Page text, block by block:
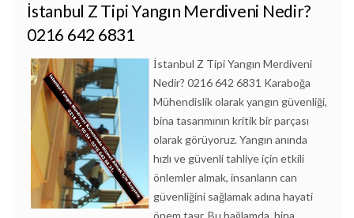
İstanbul Z Tipi Yangın Merdiveni Nedir?
0216 642 6831
İstanbul Z Tipi Yangın Merdiveni
Nedir? 0216 642 6831 Karaboğa
Mühendislik olarak yangın güvenliği,
bina tasarımının kritik bir parçası
olarak görüyoruz. Yangın anında
hızlı ve güvenli tahliye için etkili
önlemler almak, insanların can
güvenliğini sağlamak adına hayati
önem taşır. Bu bağlamda, bina